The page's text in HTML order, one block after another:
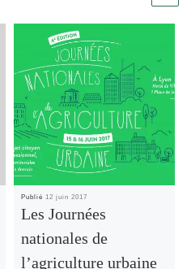
Publié 12 juin 2017
Les Journées
nationales de
l’agriculture urbaine